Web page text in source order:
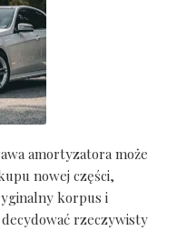
amortyzatora może
nowej części,
korpus i
rzeczywisty